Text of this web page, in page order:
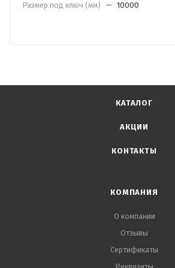
Размер под ключ (мм) — 10000
КАТАЛОГ
АКЦИИ
КОНТАКТЫ
КОМПАНИЯ
О компании
Отзывы
Сертификаты